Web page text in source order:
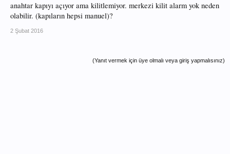
anahtar kapıyı açıyor ama kilitlemiyor. merkezi kilit alarm yok neden
olabilir. (kapıların hepsi manuel)?
2 Şubat 2016
(Yanıt vermek için üye olmalı veya giriş yapmalısınız)